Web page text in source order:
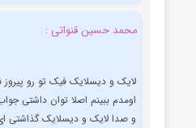
محمد حسین قنواتی :
لایک و دیسلایک فیک تو رو
اومدم ببینم اصلا توان داشتی
و صدا لایک و دیسلایک